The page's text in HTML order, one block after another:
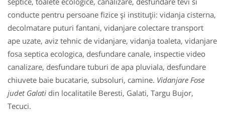
conducte pentru persoane fizice și instituții: vidanja cisterna,
decolmatare puturi fantani, vidanjare colectare transport
ape uzate, aviz tehnic de vidanjare, vidanja toaleta, vidanjare
fosa septica ecologica, desfundare canale, inspectie video
canalizare, desfundare tuburi de apa pluviala, desfundare
chiuvete baie bucatarie, subsoluri, camine. Vidanjare Fose
judet Galati din localitatile Beresti, Galati, Targu Bujor,
Tecuci.